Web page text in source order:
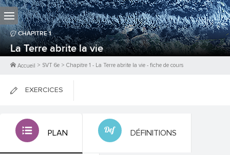
CHAPITRE1
La Terre abrite la vie
Accueil > SVT 6e > Chapitre 1 - La Terre abrite la vie - fiche de cours
EXERCICES
FICHES DE COURS
PLAN DÉFINITIONS